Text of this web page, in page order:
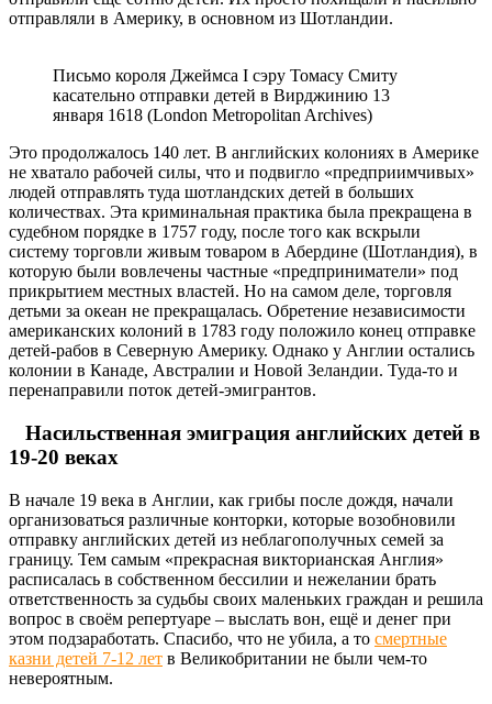
отправляли в Америку, в основном из Шотландии.
Письмо короля Джеймса I сэру Томасу Смиту
касательно отправки детей в Вирджинию 13
января 1618 (London Metropolitan Archives)
Это продолжалось 140 лет. В английских колониях в Америке
не хватало рабочей силы, что и подвигло «предприимчивых»
людей отправлять туда шотландских детей в больших
количествах. Эта криминальная практика была прекращена в
судебном порядке в 1757 году, после того как вскрыли
систему торговли живым товаром в Абердине (Шотландия), в
которую были вовлечены частные «предприниматели» под
прикрытием местных властей. Но на самом деле, торговля
детьми за океан не прекращалась. Обретение независимости
американских колоний в 1783 году положило конец отправке
детей-рабов в Северную Америку. Однако у Англии остались
колонии в Канаде, Австралии и Новой Зеландии. Туда-то и
перенаправили поток детей-эмигрантов.
Насильственная эмиграция английских детей в
19-20 веках
В начале 19 века в Англии, как грибы после дождя, начали
организоваться различные конторки, которые возобновили
отправку английских детей из неблагополучных семей за
границу. Тем самым «прекрасная викторианская Англия»
расписалась в собственном бессилии и нежелании брать
ответственность за судьбы своих маленьких граждан и решила
вопрос в своём репертуаре – выслать вон, ещё и денег при
этом подзаработать. Спасибо, что не убила, а то смертные
казни детей 7-12 лет в Великобритании не были чем-то
невероятным.